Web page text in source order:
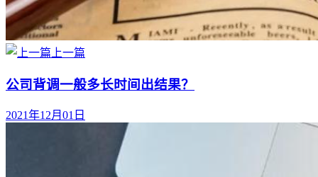
上一篇
公司背调一般多长时间出结果？
2021年12月01日